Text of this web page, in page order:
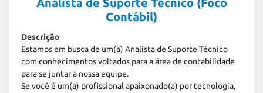
Contábil)
Descrição
Estamos em busca de um(a) Analista de Suporte Técnico
com conhecimentos voltados para a área de contabilidade
para se juntar à nossa equipe.
Se você é um(a) profissional apaixonado(a) por tecnologia,